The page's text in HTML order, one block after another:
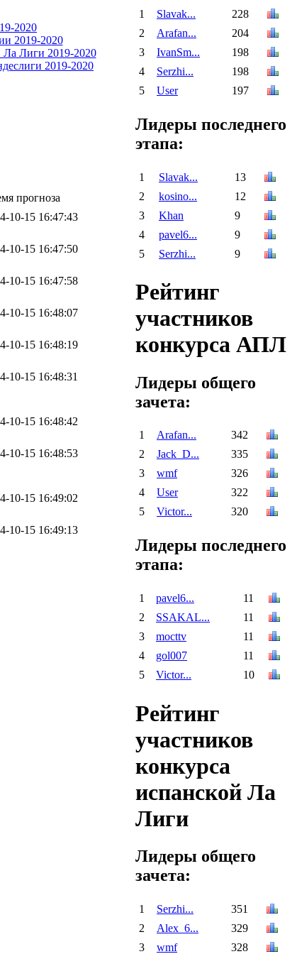
прогноза
10-15 16:47:43
10-15 16:47:50
10-15 16:47:58
10-15 16:48:07
10-15 16:48:19
10-15 16:48:31
10-15 16:48:42
10-15 16:48:53
10-15 16:49:02
10-15 16:49:13
1 Slavak...
228
2
Arafan...
204
3
IvanSm...
198
4
Serzhi...
198
5
User 197
Лидеры последнего
этапа:
1 Slavak...
13
2
kosino...
12
3
Khan
9
4
pavel6...
9
5
Serzhi... 9
Рейтинг
участников
конкурса АПЛ
Лидеры общего
зачета:
1 Arafan...
342
2
Jack_D...
335
3
wmf
326
4
User
322
5
Victor... 320
Лидеры последнего
этапа:
1 pavel6...
11
2
SSAKAL...
11
3
mocttv
11
4
gol007
11
5
Victor... 10
Рейтинг
участников
конкурса
испанской Ла
Лиги
Лидеры общего
зачета:
1 Serzhi...
351
2
Alex_6...
329
3
wmf 328